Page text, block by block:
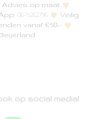
Advies op maat
06-15262796
Veilig
vanaf €50,-
op social media!